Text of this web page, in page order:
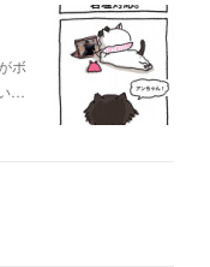
ボ
…